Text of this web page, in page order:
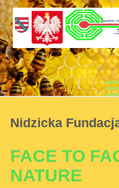
Nidzicka
FACE TO
NATURE